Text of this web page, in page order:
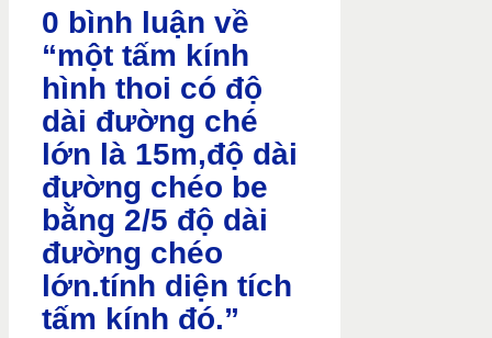
0 bình luận về
“một tấm kính
hình thoi có độ
dài đường ché
lớn là 15m,độ dài
đường chéo be
bằng 2/5 độ dài
đường chéo
lớn.tính diện tích
tấm kính đó.”